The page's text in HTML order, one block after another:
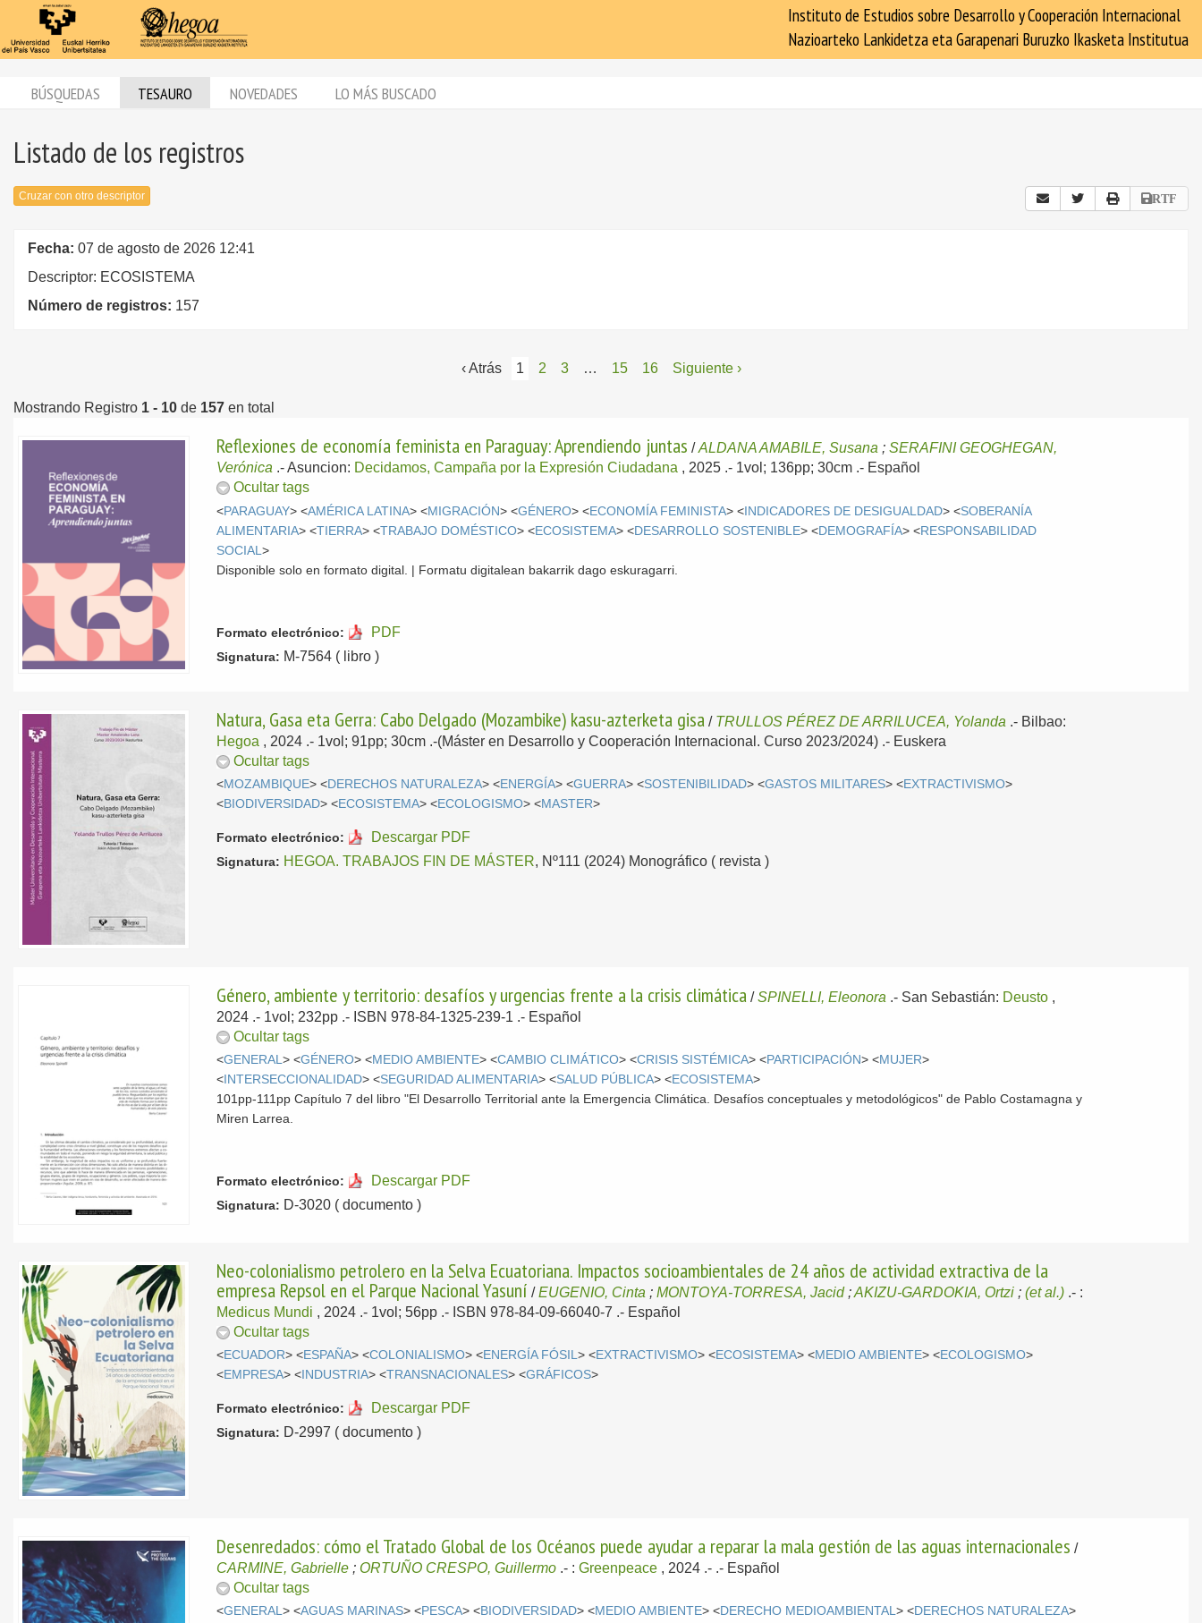
Instituto de Estudios sobre Desarrollo y Cooperación Internacional
Nazioarteko Lankidetza eta Garapenari Buruzko Ikasketa Institutua
BÚSQUEDAS TESAURO NOVEDADES LO MÁS BUSCADO
Listado de los registros
Cruzar con otro descriptor RTF
Fecha: 07 de agosto de 2026 12:41
Descriptor: ECOSISTEMA
Número de registros: 157
‹ Atrás 1 2 3 … 15 16 Siguiente ›
Mostrando Registro 1 - 10 de 157 en total
Reflexiones de economía feminista en Paraguay: Aprendiendo juntas /ALDANA AMABILE, Susana ;SERAFINI GEOGHEGAN,
Verónica .-Asuncion: Decidamos, Campaña por la Expresión Ciudadana , 2025 .- 1vol; 136pp; 30cm .- Español
Ocultar tags
<PARAGUAY> <AMÉRICA LATINA> <MIGRACIÓN> <GÉNERO> <ECONOMÍA FEMINISTA> <INDICADORES DE DESIGUALDAD> <SOBERANÍA
ALIMENTARIA> <TIERRA> <TRABAJO DOMÉSTICO> <ECOSISTEMA> <DESARROLLO SOSTENIBLE> <DEMOGRAFÍA> <RESPONSABILIDAD
SOCIAL>
Disponible solo en formato digital. | Formatu digitalean bakarrik dago eskuragarri.
Formato electrónico: PDF
Signatura: M-7564 ( libro )
Natura, Gasa eta Gerra: Cabo Delgado (Mozambike) kasu-azterketa gisa / TRULLOS PÉREZ DE ARRILUCEA, Yolanda .- Bilbao:
Hegoa , 2024 .- 1vol; 91pp; 30cm .-(Máster en Desarrollo y Cooperación Internacional. Curso 2023/2024) .- Euskera
Ocultar tags
<MOZAMBIQUE> <DERECHOS NATURALEZA> <ENERGÍA> <GUERRA> <SOSTENIBILIDAD> <GASTOS MILITARES> <EXTRACTIVISMO>
<BIODIVERSIDAD> <ECOSISTEMA> <ECOLOGISMO> <MASTER>
Formato electrónico: Descargar PDF
Signatura: HEGOA. TRABAJOS FIN DE MÁSTER, Nº111 (2024) Monográfico ( revista )
Género, ambiente y territorio: desafíos y urgencias frente a la crisis climática /SPINELLI, Eleonora .- San Sebastián: Deusto ,
2024 .- 1vol; 232pp .- ISBN 978-84-1325-239-1 .- Español
Ocultar tags
<GENERAL> <GÉNERO> <MEDIO AMBIENTE> <CAMBIO CLIMÁTICO> <CRISIS SISTÉMICA> <PARTICIPACIÓN> <MUJER>
< INTERSECCIONALIDAD> <SEGURIDAD ALIMENTARIA> <SALUD PÚBLICA> <ECOSISTEMA>
101pp-111pp Capítulo 7 del libro "El Desarrollo Territorial ante la Emergencia Climática. Desafíos conceptuales y metodológicos" de Pablo Costamagna y
Miren Larrea.
Formato electrónico: Descargar PDF
Signatura: D-3020 ( documento )
Neo-colonialismo petrolero en la Selva Ecuatoriana. Impactos socioambientales de 24 años de actividad extractiva de la
empresa Repsol en el Parque Nacional Yasuní /EUGENIO, Cinta ;MONTOYA-TORRESA, Jacid;AKIZU-GARDOKIA, Ortzi ;(et al.) .- :
Medicus Mundi , 2024 .- 1vol; 56pp .- ISBN 978-84-09-66040-7 .- Español
Ocultar tags
<ECUADOR> <ESPAÑA> <COLONIALISMO> <ENERGÍA FÓSIL> <EXTRACTIVISMO> <ECOSISTEMA> <MEDIO AMBIENTE> <ECOLOGISMO>
<EMPRESA> < INDUSTRIA> <TRANSNACIONALES> <GRÁFICOS>
Formato electrónico: Descargar PDF
Signatura: D-2997 ( documento )
Desenredados: cómo el Tratado Global de los Océanos puede ayudar a reparar la mala gestión de las aguas internacionales /
CARMINE, Gabrielle ; ORTUÑO CRESPO, Guillermo .- :Greenpeace , 2024 .- .- Español
Ocultar tags
<GENERAL> <AGUAS MARINAS> <PESCA> <BIODIVERSIDAD> <MEDIO AMBIENTE> <DERECHO MEDIOAMBIENTAL> <DERECHOS NATURALEZA>